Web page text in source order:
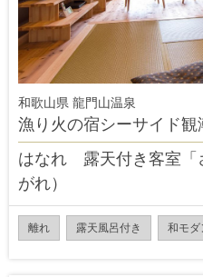
和歌山県 龍門山温泉
漁り火の宿シーサイド観
はなれ 露天付き客室
がれ）
離れ 露天風呂付き 和モダ